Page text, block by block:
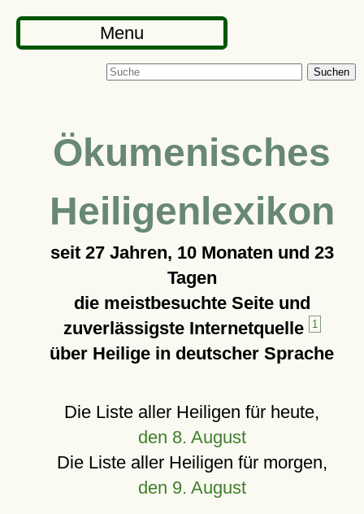
Menu
Suchen
Ökumenisches
Heiligenlexikon
seit 27 Jahren, 10 Monaten und 23
Tagen
die meistbesuchte Seite und
zuverlässigste Internetquelle
1
über Heilige in deutscher Sprache
Die Liste aller Heiligen für heute,
den 8. August
Die Liste aller Heiligen für morgen,
den 9. August